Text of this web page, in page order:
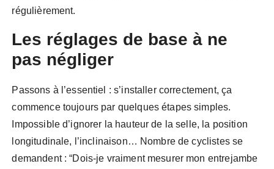
régulièrement.
Les réglages de base à ne
pas négliger
Passons à l’essentiel : s’installer correctement, ça
commence toujours par quelques étapes simples.
Impossible d’ignorer la hauteur de la selle, la position
longitudinale, l’inclinaison… Nombre de cyclistes se
demandent : “Dois-je vraiment mesurer mon entrejambe